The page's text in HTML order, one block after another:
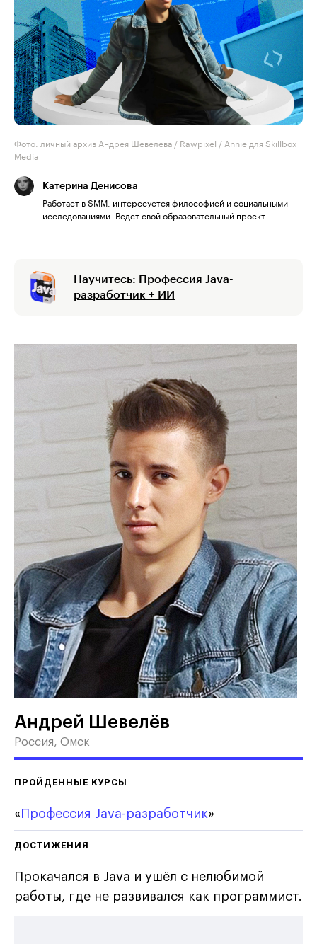
Фото: личный архив Андрея Шевелёва / Rawpixel / Annie для Skillbox
Media
Катерина Денисова
Работает в SMM, интересуется философией и социальными
исследованиями. Ведёт свой образовательный проект.
Научитесь: Профессия Java-
разработчик + ИИ
Андрей Шевелёв
Россия, Омск
ПРОЙДЕННЫЕ КУРСЫ
« Профессия Java-разработчик»
ДОСТИЖЕНИЯ
Прокачался в Java и ушёл с нелюбимой
работы, где не развивался как программист.